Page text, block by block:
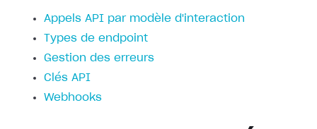
Appels API par modèle d'interaction
Types de endpoint
Gestion des erreurs
Clés API
Webhooks